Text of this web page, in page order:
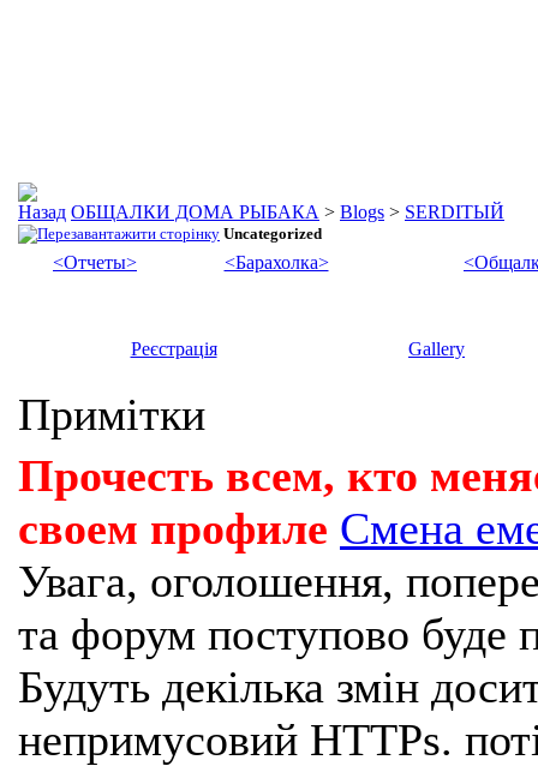
ОБЩАЛКИ ДОМА РЫБАКА > Blogs > SERDIТЫЙ
Uncategorized
<Отчеты> <Барахолка>
Реєстрація Gallery
Примітки
Прочесть всем, кто
своем профиле Смена
Увага, оголошення,
та форум поступово буде
Будуть декілька змін
непримусовий HTTPs.